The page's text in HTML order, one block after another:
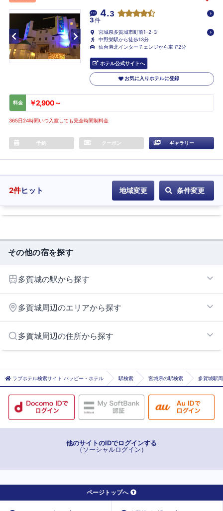
4.3
3件
宮城県多賀城市町前1-2-3
中野栄駅から徒歩13分
仙台港北インターチェンジから車で2分
ホテル公式サイトへ
お気に入りホテルに登録
料金 ￥2,900～
365日24時間いつ入室しても完全時間制料金
予約 クーポン ギャラリー
2件ヒット 地域変更 条件変更
その他の宿を探す
多賀城の駅から探す
多賀城周辺のエリアから探す
利府塩釜エリア
多賀城周辺の住所から探す
宮城郡利府町
ラブホテル検索サイト ハッピー・ホテル 駅検索 宮城県の駅検索 多賀城駅
他のサイトのIDでログインする
（ソーシャルログイン）
ページトップへ